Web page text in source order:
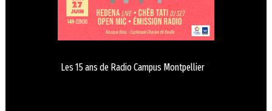
Les 15 ans de Radio Campus Montpellier